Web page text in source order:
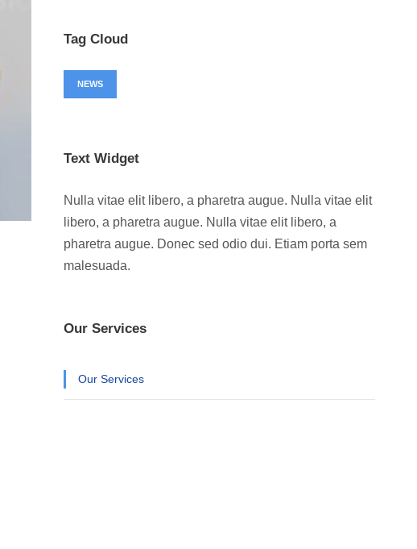
Tag Cloud
NEWS
Text Widget
Nulla vitae elit libero, a pharetra augue. Nulla vitae elit
libero, a pharetra augue. Nulla vitae elit libero, a
pharetra augue. Donec sed odio dui. Etiam porta sem
malesuada.
Our Services
Our Services